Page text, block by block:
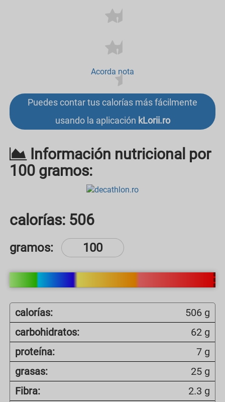
Acorda nota
Puedes contar tus calorías más fácilmente
usando la aplicación kLorii.ro
Información nutricional por
100 gramos:
calorías: 506
gramos:
calorías:
506 g
carbohidratos:
62 g
proteína:
7 g
grasas:
25 g
Fibra:
2.3 g